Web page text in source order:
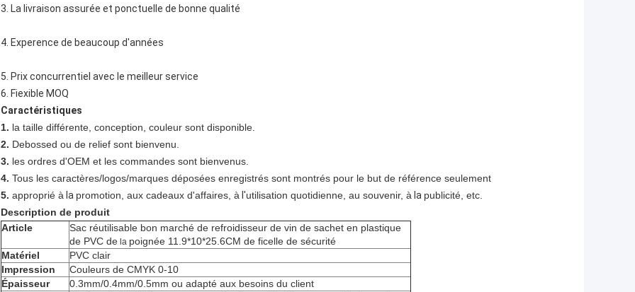
3. La livraison assurée et ponctuelle de bonne qualité
4. Experence de beaucoup d'années
5. Prix concurrentiel avec le meilleur service
6. Fiexible MOQ
Caractéristiques
1. la taille différente, conception, couleur sont disponible.
2. Debossed ou de relief sont bienvenu.
3. les ordres d'OEM et les commandes sont bienvenus.
4. Tous les caractères/logos/marques déposées enregistrés sont montrés pour le but de référence seulement
5. approprié à la promotion, aux cadeaux d'affaires, à l'utilisation quotidienne, au souvenir, à la publicité, etc.
Description de produit
Article
Sac réutilisable bon marché de refroidisseur de vin de sachet en plastique
de PVC de la poignée 11.9*10*25.6CM de ficelle de sécurité
Matériel
PVC clair
Impression
Couleurs de CMYK 0-10
Épaisseur
0.3mm/0.4mm/0.5mm ou adapté aux besoins du client